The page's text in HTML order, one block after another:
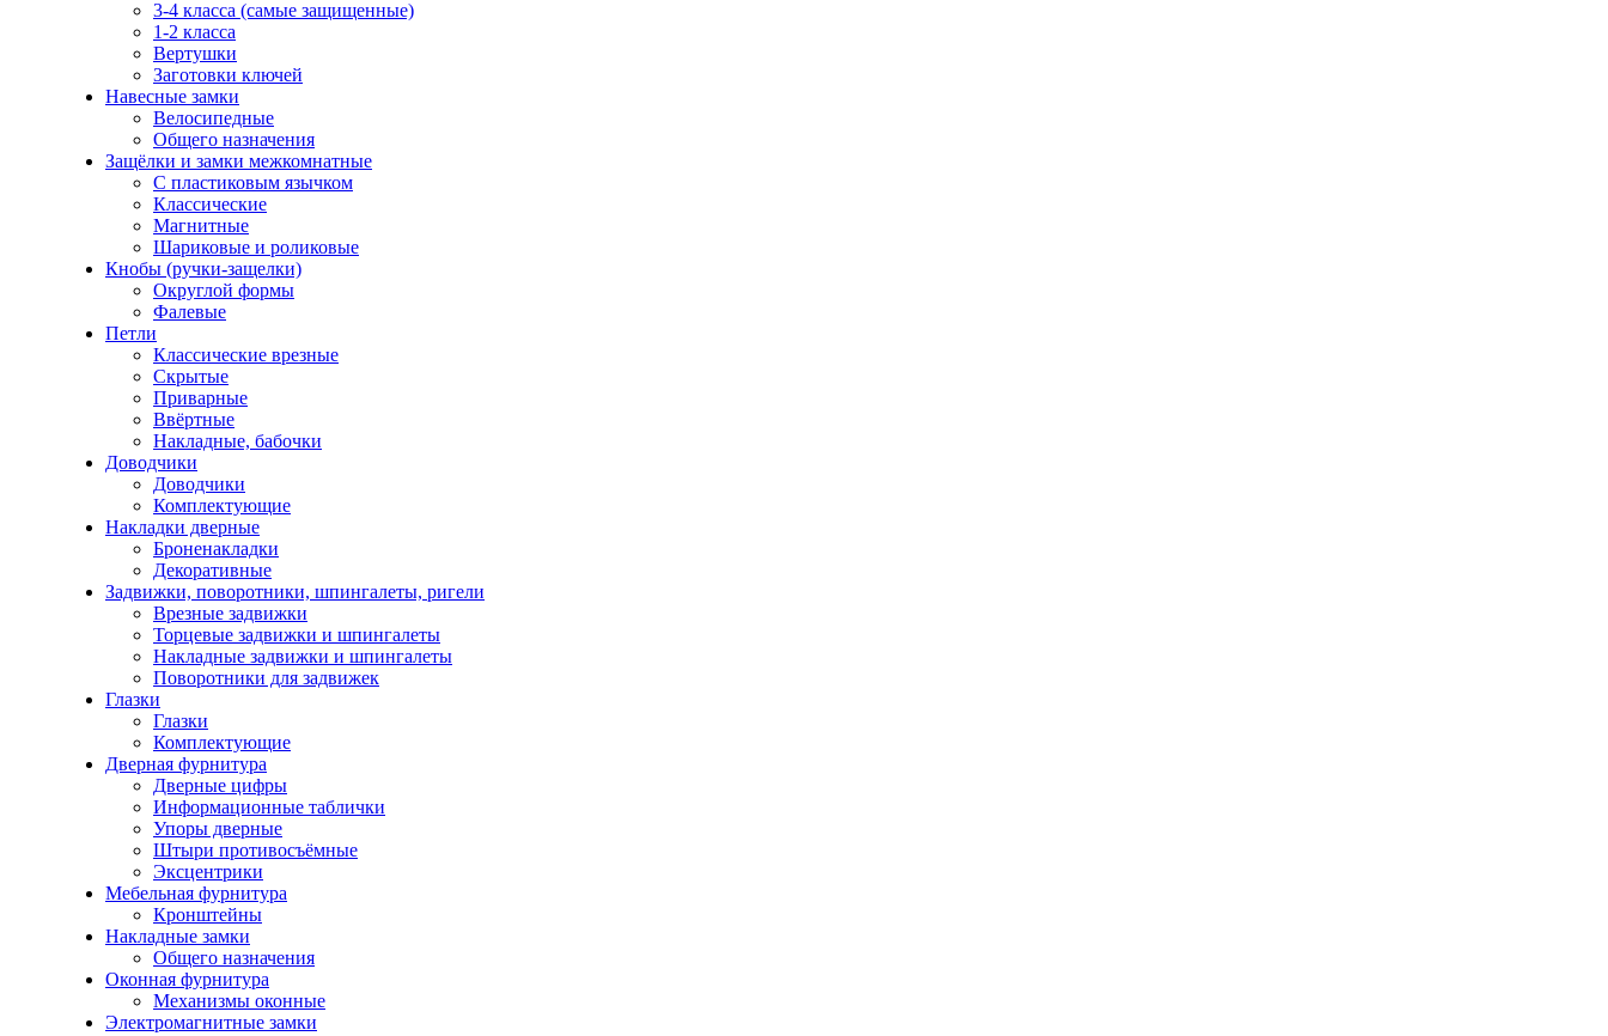
3-4 класса (самые защищенные)
1-2 класса
Вертушки
Заготовки ключей
Навесные замки
Велосипедные
Общего назначения
Защёлки и замки межкомнатные
С пластиковым язычком
Классические
Магнитные
Шариковые и роликовые
Кнобы (ручки-защелки)
Округлой формы
Фалевые
Петли
Классические врезные
Скрытые
Приварные
Ввёртные
Накладные, бабочки
Доводчики
Доводчики
Комплектующие
Накладки дверные
Броненакладки
Декоративные
Задвижки, поворотники, шпингалеты, ригели
Врезные задвижки
Торцевые задвижки и шпингалеты
Накладные задвижки и шпингалеты
Поворотники для задвижек
Глазки
Глазки
Комплектующие
Дверная фурнитура
Дверные цифры
Информационные таблички
Упоры дверные
Штыри противосъёмные
Эксцентрики
Мебельная фурнитура
Кронштейны
Накладные замки
Общего назначения
Оконная фурнитура
Механизмы оконные
Электромагнитные замки